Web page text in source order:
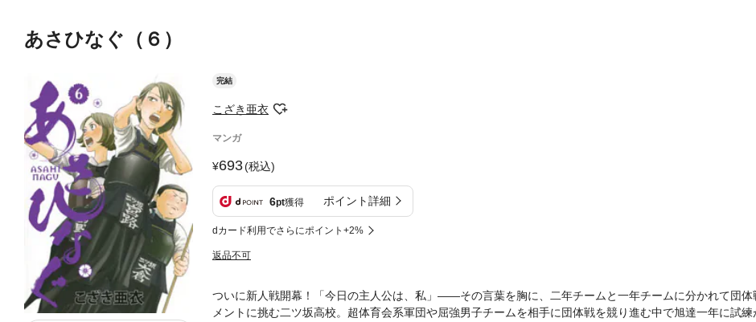
あさひなぐ（６）
完結
こざき亜衣
マンガ
693(税込)
6pt獲得 ポイント詳細
dカード利用でさらにポイント+2%
返品不可
ついに新人戦開幕！「今日の主人公は、私」――その言葉を胸に、二年チームと一年チームに分かれて団体
メントに挑む二ツ坂高校。超体育会系軍団や屈強男子チームを相手に団体戦を競り進む中で旭達一年に試練